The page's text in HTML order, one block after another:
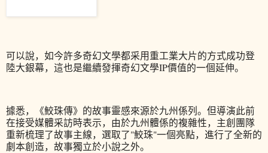
可以說，如今許多奇幻文學都采用重工業大片的方式成功登
陸大銀幕，這也是繼續發揮奇幻文學IP價值的一個延伸。
據悉，《鮫珠傳》的故事靈感來源於九州係列。但導演此前
在接受媒體采訪時表示，由於九州體係的複雜性，主創團隊
重新梳理了故事主線，選取了"鮫珠"一個亮點，進行了全新的
劇本創造，故事獨立於小說之外。